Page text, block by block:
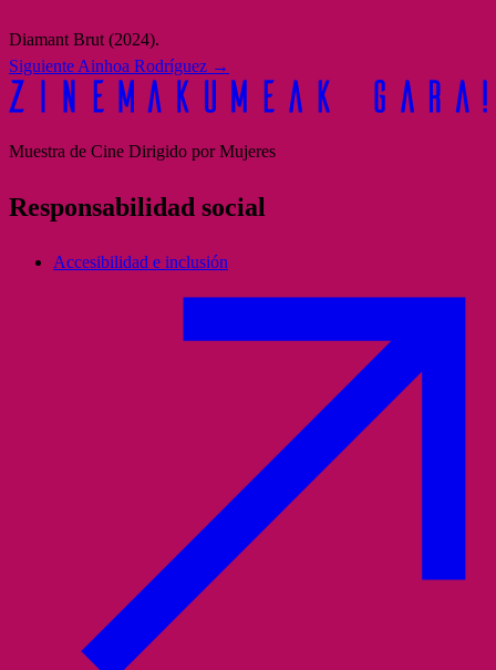
Diamant Brut (2024).
Siguiente Ainhoa Rodríguez →
Muestra de Cine Dirigido por Mujeres
Responsabilidad social
Accesibilidad e inclusión